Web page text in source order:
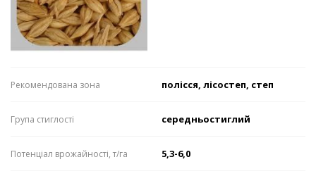
Рекомендована зона полісся, лісостеп, степ
Група стиглості середньостиглий
Потенціал врожайності, т/га 5,3-6,0